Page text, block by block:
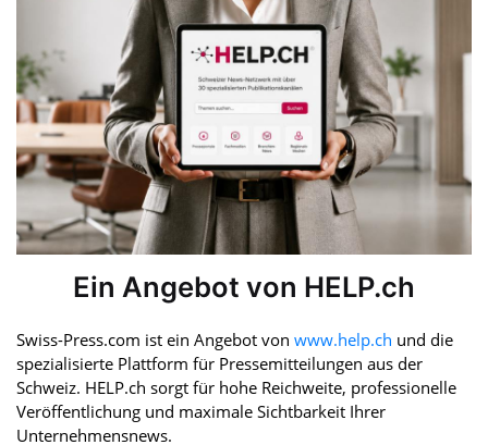
Ein Angebot von HELP.ch
Swiss-Press.com ist ein Angebot von www.help.ch und die
spezialisierte Plattform für Pressemitteilungen aus der
Schweiz. HELP.ch sorgt für hohe Reichweite, professionelle
Veröffentlichung und maximale Sichtbarkeit Ihrer
Unternehmensnews.